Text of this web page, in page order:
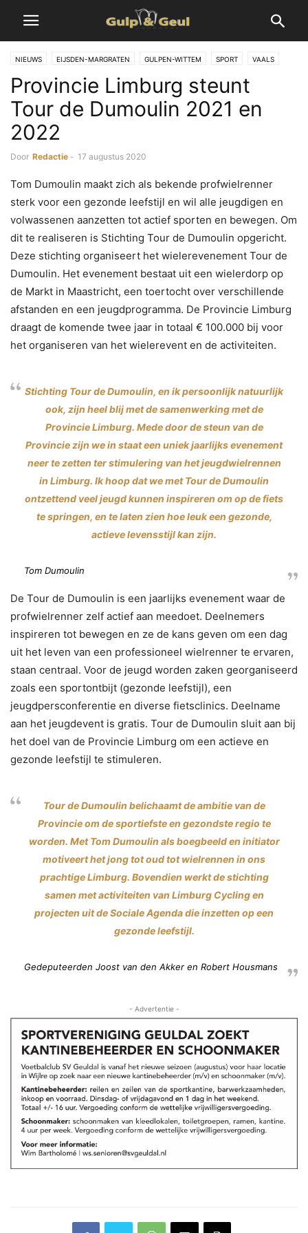
NIEUWS EIJSDEN-MARGRATEN GULPEN-WITTEM SPORT VAALS
VALKENBURG A/D GEUL
Pro­vin­cie Limburg steunt
Tour de Du­mou­l­in 2021 en
2022
Door Redactie - 17 augustus 2020
Tom Dumoulin maakt zich als bekende profwielrenner
sterk voor een gezonde leefstijl en wil alle jeugdigen en
volwassenen aanzetten tot actief sporten en bewegen. Om
dit te realiseren is Stichting Tour de Dumoulin opgericht.
Deze stichting organiseert het wielerevenement Tour de
Dumoulin. Het evenement bestaat uit een wielerdorp op
de Markt in Maastricht, een toertocht over verschillende
afstanden en een jeugdprogramma. De Provincie Limburg
draagt de komende twee jaar in totaal € 100.000 bij voor
het organiseren van het wielerevent en de activiteiten.
Stichting Tour de Dumoulin, en ik persoonlijk natuurlijk
ook, zijn heel blij met de samenwerking met de
Provincie Limburg. Mede door de steun van de
Provincie zijn we in staat een uniek jaarlijks evenement
neer te zetten ter stimulering van het jeugdwielrennen
in Limburg. Ik hoop dat we met Tour de Dumoulin
ontzettend veel jeugd kunnen inspireren om op de fiets
te springen, en te laten zien hoe leuk een gezonde,
actieve levensstijl kan zijn.
Tom Dumoulin
De Tour de Dumoulin is een jaarlijks evenement waar de
profwielrenner zelf actief aan meedoet. Deelnemers
inspireren tot bewegen en ze de kans geven om een dag
uit het leven van een professioneel wielrenner te ervaren,
staan centraal. Voor de jeugd worden zaken georganiseerd
zoals een sportontbijt (gezonde leefstijl), een
jeugdpersconferentie en diverse fietsclinics. Deelname
aan het jeugdevent is gratis. Tour de Dumoulin sluit aan bij
het doel van de Provincie Limburg om een actieve en
gezonde leefstijl te stimuleren.
Tour de Dumoulin belichaamt de ambitie van de
Provincie om de sportiefste en gezondste regio te
worden. Met Tom Dumoulin als boegbeeld en initiator
motiveert het jong tot oud tot wielrennen in ons
prachtige Limburg. Bovendien werkt de stichting
samen met activiteiten van Limburg Cycling en
projecten uit de Sociale Agenda die inzetten op een
gezonde leefstijl.
Gedeputeerden Joost van den Akker en Robert Housmans
- Advertentie -